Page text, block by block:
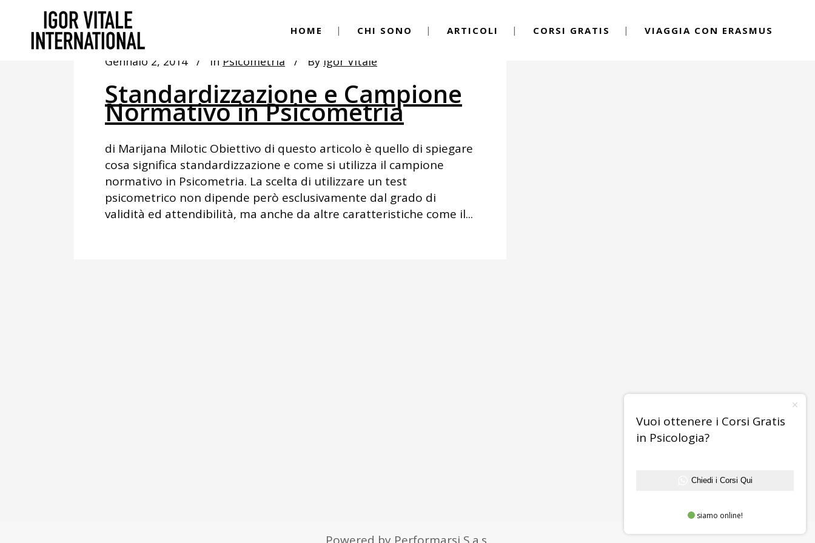
HOME CHI SONO ARTICOLI CORSI GRATIS VIAGGIA CON ERASMUS
Gennaio 2, 2014 In Psicometria By Igor Vitale
Standardizzazione e Campione
Normativo in Psicometria
di Marijana Milotic Obiettivo di questo articolo è quello di spiegare
cosa significa standardizzazione e come si utilizza il campione
normativo in Psicometria. La scelta di utilizzare un test
psicometrico non dipende però esclusivamente dal grado di
validità ed attendibilità, ma anche da altre caratteristiche come il...
Vuoi ottenere i Corsi Gratis
in Psicologia?
Chiedi i Corsi Qui
siamo online!